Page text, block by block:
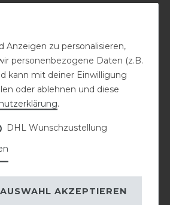
Anzeigen zu personalisieren,
personenbezogene Daten (z.B.
kann mit deiner Einwilligung
oder ablehnen und diese
.
DHL Wunschzustellung
AUSWAHL AKZEPTIEREN